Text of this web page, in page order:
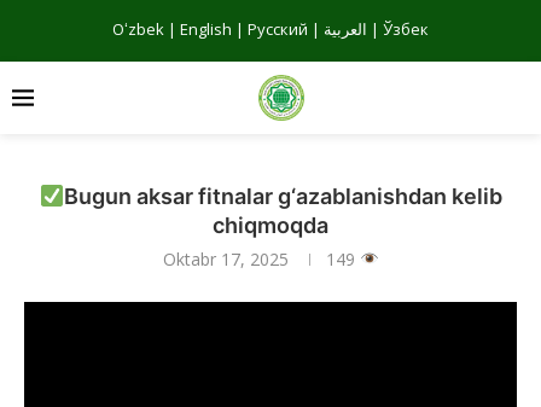
Oʻzbek | English | Русский | العربية | Ўзбек
Bugun aksar fitnalar g‘azablanishdan kelib
chiqmoqda
Oktabr 17, 2025 149